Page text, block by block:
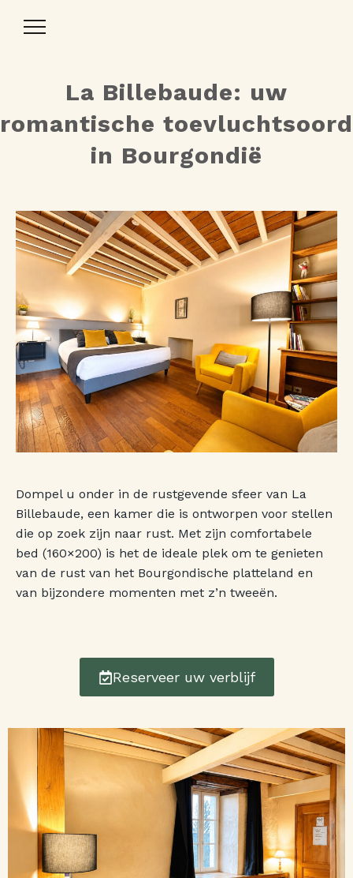
Toggle
La Billebaude: uw
romantische toevluchtsoord
in Bourgondië
Dompel u onder in de rustgevende sfeer van La
Billebaude, een kamer die is ontworpen voor stellen
die op zoek zijn naar rust. Met zijn comfortabele
bed (160×200) is het de ideale plek om te genieten
van de rust van het Bourgondische platteland en
van bijzondere momenten met z’n tweeën.
Reserveer uw verblijf